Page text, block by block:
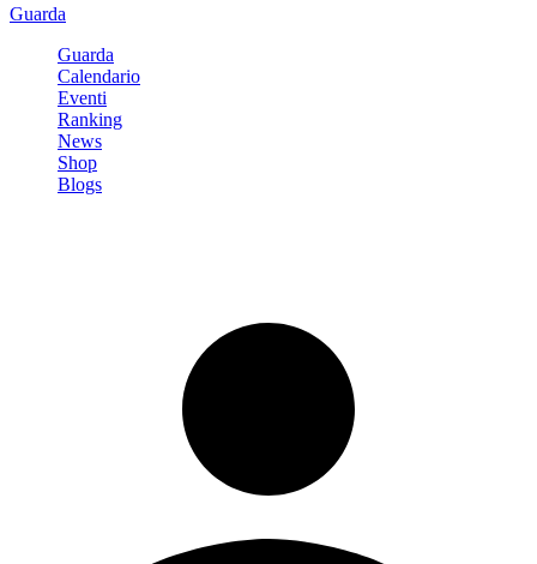
Guarda
Guarda
Calendario
Eventi
Ranking
News
Shop
Blogs